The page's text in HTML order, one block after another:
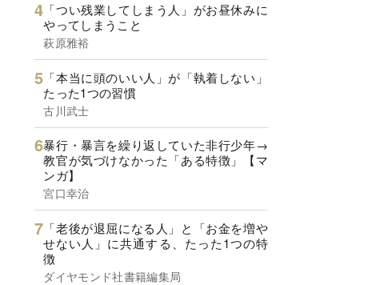
「つい残業してしまう人」がお昼休みに
やってしまうこと
萩原雅裕
「本当に頭のいい人」が「執着しない」
たった1つの習慣
古川武士
暴行・暴言を繰り返していた非行少年→
教官が気づけなかった「ある特徴」【マ
ンガ】
宮口幸治
「老後が退屈になる人」と「お金を増や
せない人」に共通する、たった1つの特
徴
ダイヤモンド社書籍編集局